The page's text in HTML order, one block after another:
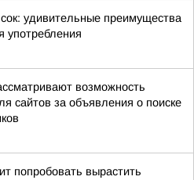
удивительные преимущества
употребления
возможность
сайтов за объявления о поиске
попробовать вырастить